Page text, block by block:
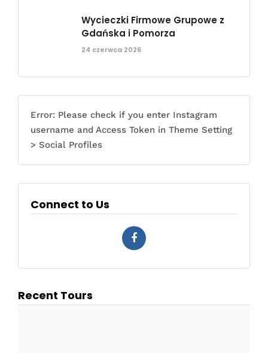
Wycieczki Firmowe Grupowe z
Gdańska i Pomorza
24 czerwca 2026
Error: Please check if you enter Instagram
username and Access Token in Theme Setting
> Social Profiles
Connect to Us
Recent Tours